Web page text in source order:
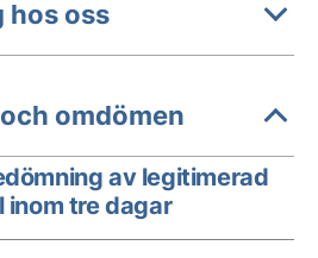
hos oss
omdömen
av legitimerad
inom tre dagar